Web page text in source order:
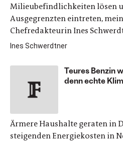
Milieubefindlichkeiten lösen
Ausgegrenzten eintreten,
Chefredakteurin Ines
Ines Schwerdtner
Teures Benzin
denn echte
Ärmere Haushalte geraten in
steigenden Energiekosten in